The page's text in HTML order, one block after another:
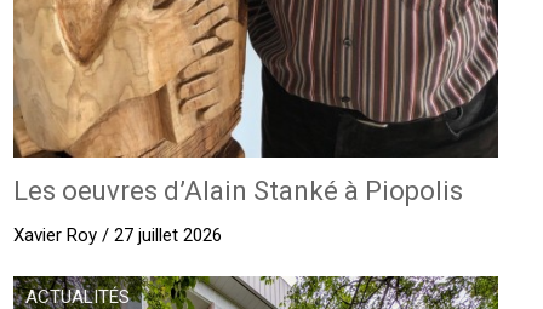
Les oeuvres d’Alain Stanké à Piopolis
Xavier Roy / 27 juillet 2026
ACTUALITÉS